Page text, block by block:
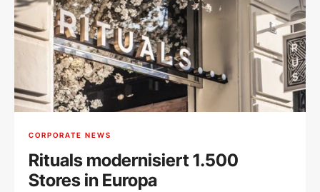
CORPORATE NEWS
Rituals modernisiert 1.500
Stores in Europa